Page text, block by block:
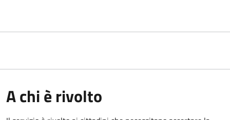
A chi è rivolto